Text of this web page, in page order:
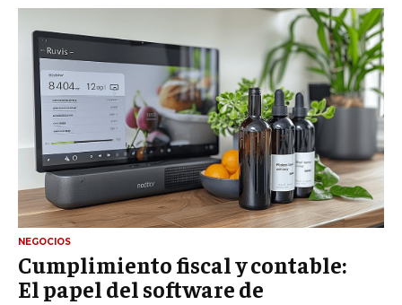
NEGOCIOS
Cumplimiento fiscal y contable:
El papel del software de